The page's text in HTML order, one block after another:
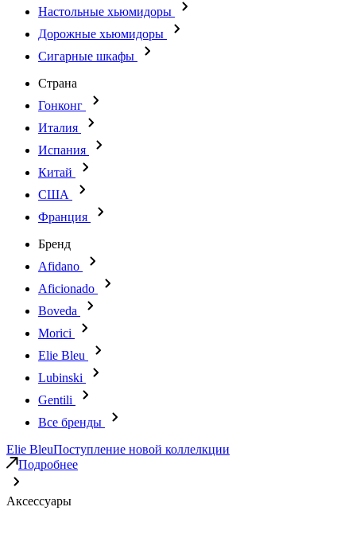
Настольные хьюмидоры
Дорожные хьюмидоры
Сигарные шкафы
Страна
Гонконг
Италия
Испания
Китай
США
Франция
Бренд
Afidano
Aficionado
Boveda
Morici
Elie Bleu
Lubinski
Gentili
Все бренды
Elie BleuПоступление новой коллелкции
Подробнее
Аксессуары